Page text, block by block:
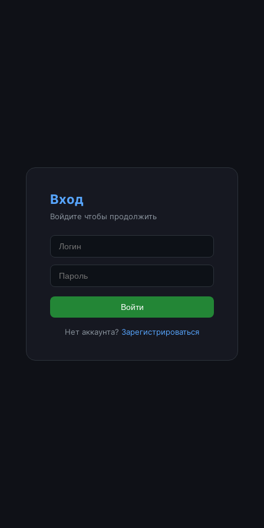
Вход
Войдите чтобы продолжить
Войти
Нет аккаунта? Зарегистрироваться